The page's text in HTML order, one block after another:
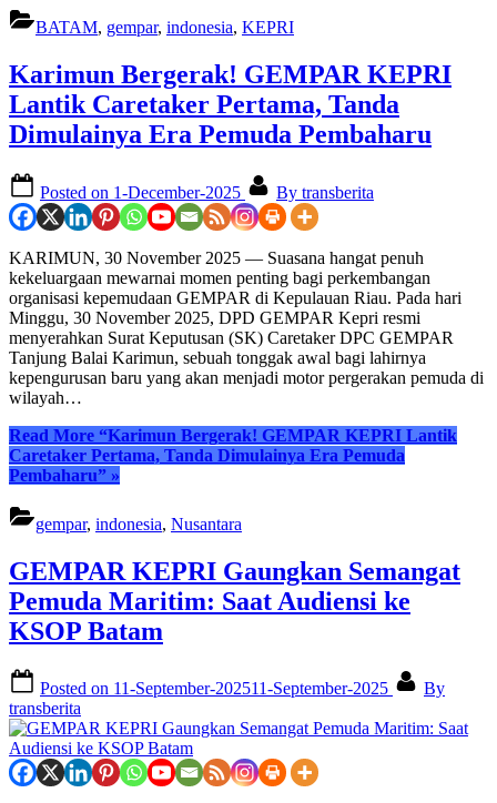
BATAM, gempar, indonesia, KEPRI
Karimun Bergerak! GEMPAR KEPRI
Lantik Caretaker Pertama, Tanda
Dimulainya Era Pemuda Pembaharu
Posted on 1-December-2025 By transberita
KARIMUN, 30 November 2025 — Suasana hangat penuh
kekeluargaan mewarnai momen penting bagi perkembangan
organisasi kepemudaan GEMPAR di Kepulauan Riau. Pada hari
Minggu, 30 November 2025, DPD GEMPAR Kepri resmi
menyerahkan Surat Keputusan (SK) Caretaker DPC GEMPAR
Tanjung Balai Karimun, sebuah tonggak awal bagi lahirnya
kepengurusan baru yang akan menjadi motor pergerakan pemuda di
wilayah…
Read More “Karimun Bergerak! GEMPAR KEPRI Lantik
Caretaker Pertama, Tanda Dimulainya Era Pemuda
Pembaharu” »
gempar, indonesia, Nusantara
GEMPAR KEPRI Gaungkan Semangat
Pemuda Maritim: Saat Audiensi ke
KSOP Batam
Posted on 11-September-202511-September-2025
By
transberita